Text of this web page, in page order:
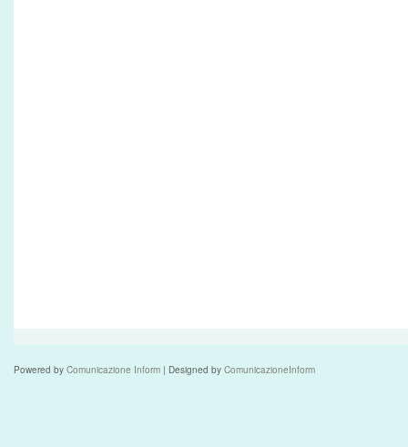
Powered by Comunicazione Inform | Designed by ComunicazioneInform